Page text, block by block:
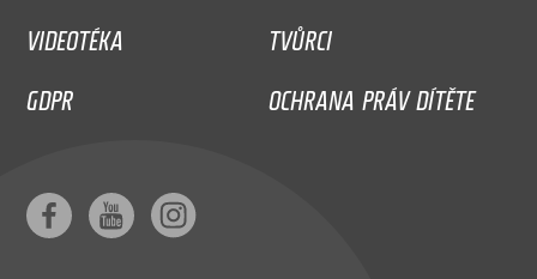
VIDEOTÉKA
TVŮRCI
GDPR
OCHRANA PRÁV DÍTĚTE